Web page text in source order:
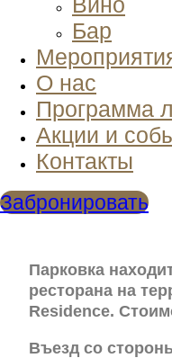
Бар
О нас
Программа
Акции и
Контакты
Забронировать
Парковка
ресторана на
Residence.
Въезд со